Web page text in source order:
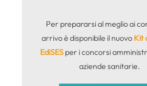
Per prepararsi al meglio ai
arrivo è disponibile il nuovo Kit
EdiSES per i concorsi
aziende sanitarie.